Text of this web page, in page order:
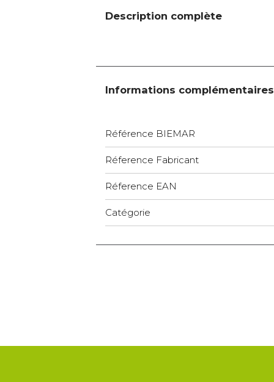
Description complète
Informations complémentaires
Référence BIEMAR
Réference Fabricant
Réference EAN
Catégorie